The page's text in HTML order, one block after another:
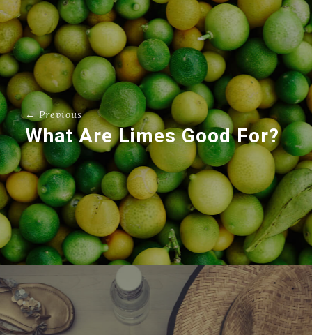
← Previous
What Are Limes Good For?